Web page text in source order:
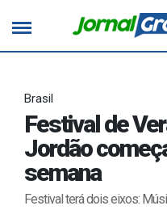
Brasil
Festival de
Jordão
semana
Festival terá dois eixos: